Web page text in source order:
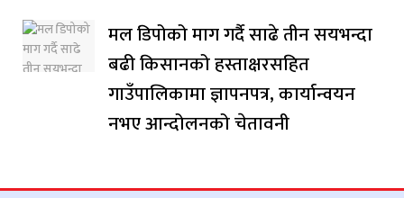
मल डिपोको माग गर्दै साढे तीन सयभन्दा
बढी किसानको हस्ताक्षरसहित
गाउँपालिकामा ज्ञापनपत्र, कार्यान्वयन
नभए आन्दोलनको चेतावनी